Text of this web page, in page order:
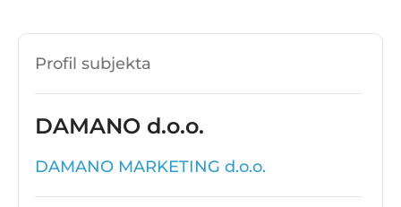
Profil subjekta
DAMANO d.o.o.
DAMANO MARKETING d.o.o.